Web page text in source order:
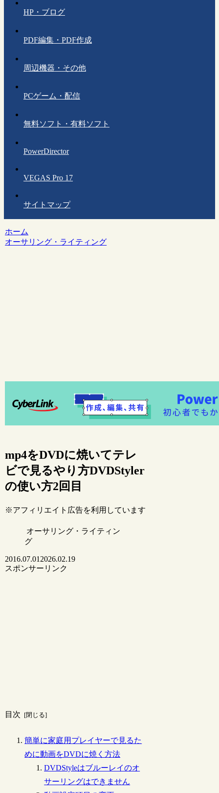
HP・ブログ
PDF編集・PDF作成
周辺機器・その他
PCゲーム・配信
無料ソフト・有料ソフト
PowerDirector
VEGAS Pro 17
サイトマップ
ホーム
オーサリング・ライティング
mp4をDVDに焼いてテレ
ビで見るやり方DVDStyler
の使い方2回目
※アフィリエイト広告を利用しています
オーサリング・ライティン
グ
2016.07.01 2026.02.19
スポンサーリンク
目次
簡単に家庭用プレイヤーで見るた
めに動画をDVDに焼く方法
DVDStyleはブルーレイのオ
サーリングはできません